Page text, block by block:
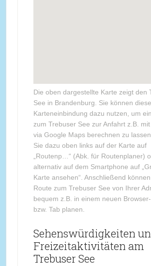
Die oben dargestellte Karte zeigt den
See in Brandenburg. Sie können diese
Karteneinbindung dazu nutzen, um
zum Trebuser See zur Anfahrt z.B.
via Google Maps berechnen zu
Sie dazu oben links auf der Karte auf
„Routenp…“ (Abk. für Routenplaner)
alternativ auf dem Smartphone auf
Karte ansehen“. Anschließend
Route zum Trebuser See von Ihrer
bequem z.B. in einem neuen
bzw. Tab planen.
Sehenswürdigkeiten
Freizeitaktivitäten am
Trebuser See